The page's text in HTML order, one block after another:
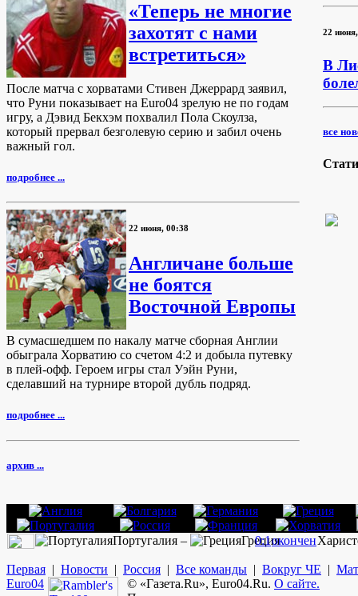
«Теперь не многие
захотят с нами
встретиться»
После матча с хорватами Стивен Джеррард заявил,
что Руни показывает на Euro04 зрелую не по годам
игру, а Дэвид Бекхэм похвалил Пола Скоулза,
который прервал безголевую серию и забил очень
важный гол.
подробнее ...
22 июня, 00:38
Англичане больше
не боятся
Восточной Европы
В сумасшедшем по накалу матче сборная Англии
обыграла Хорватию со счетом 4:2 и добыла путевку
в плей-офф. Героем игры стал Уэйн Руни,
сделавший на турнире второй дубль подряд.
подробнее ...
архив ...
22
В
все
Португалия – Греция
0:1окончен
Первая | Новости | Россия | Все команды | Вокруг ЧЕ |
Euro04 © «Газета.Ru», Euro04.Ru. О сайте.